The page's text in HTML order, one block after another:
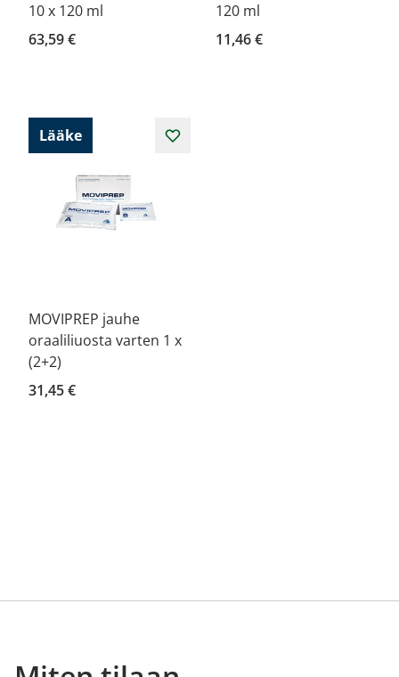
10 x 120 ml
63,59 €
120 ml
11,46 €
Lääke
MOVIPREP jauhe
oraaliliuosta varten 1 x
(2+2)
31,45 €